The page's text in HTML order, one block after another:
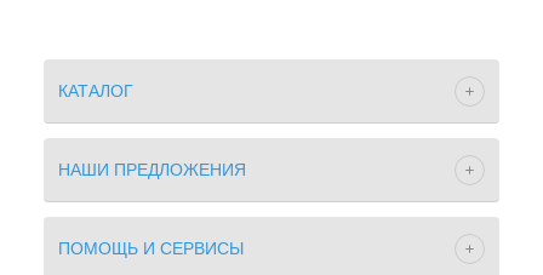
КАТАЛОГ
НАШИ ПРЕДЛОЖЕНИЯ
ПОМОЩЬ И СЕРВИСЫ